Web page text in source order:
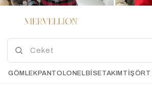
Gömlek RENKLİ
Botwing
KIRMIZI
GÖMLEKPANTOLONELBİSETAKIM TIŞÖRT